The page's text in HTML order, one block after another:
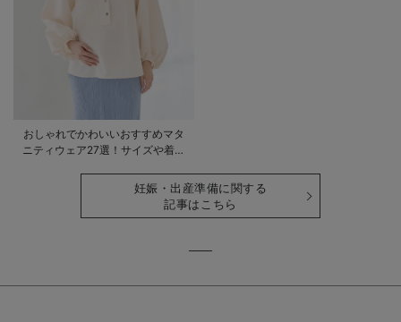
おしゃれでかわいいおすすめマタ
ニティウェア27選！サイズや着る
妊娠・出産準備に関する
記事はこちら